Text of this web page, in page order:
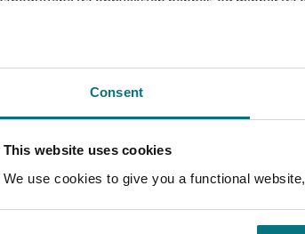
Consent
This website uses cookies
We use cookies to give you a functional
fire guttene i nabohuset kommer tilbake.
med de yngre kollegaene sine for å slippe
vil skrive en klaversuite om de norrøne gudene, for
etter klassekameraten Loke. Daniel opplever ikke
før ham, men må også se at hun blir sammen
på fotballen og på ungdomsskolen. Men
til med Rebekka, som er en gjennomgangsfigur i
blir et helt annet enn det hun hadde sett for
med mor byr på melankolske beretninger fra